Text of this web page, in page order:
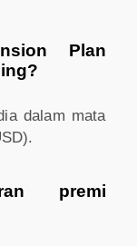
Plan
dalam mata
premi